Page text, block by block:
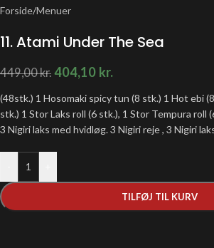
Forside/Menuer
11. Atami Under The Sea
449,00kr. 404,10 kr.
(48stk.) 1 Hosomaki spicy tun (8 stk.) 1 Hot ebi
stk.) 1 Stor Laks roll (6 stk.), 1 Stor Tempura roll
3 Nigiri laks med hvidløg. 3 Nigiri reje , 3 Nigiri
TILFØJ TIL KURV